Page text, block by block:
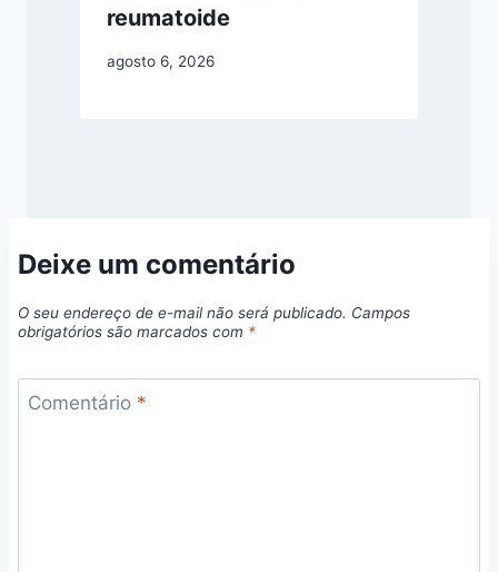
reumatoide
agosto 6, 2026
Deixe um comentário
O seu endereço de e-mail não será publicado. Campos
obrigatórios são marcados com *
Comentário *